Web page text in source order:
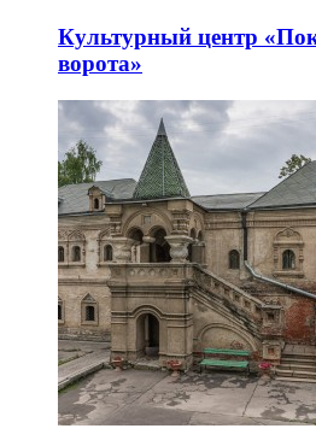
Культурный центр
ворота»